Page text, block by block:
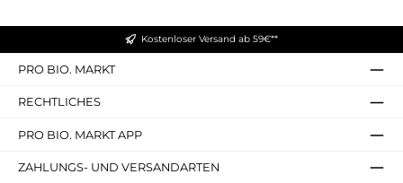
Kostenloser Versand ab 59€**
PRO BIO. MARKT
RECHTLICHES
PRO BIO. MARKT APP
ZAHLUNGS- UND VERSANDARTEN